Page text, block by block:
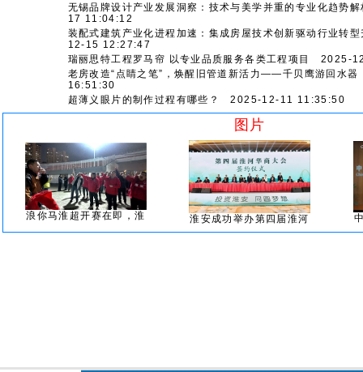
无锡品牌设计产业发展洞察：技术与美学并重的专业化趋势解
17 11:04:12
装配式建筑产业化进程加速：集成房屋技术创新驱动行业转型
12-15 12:27:47
瑞丽思特工程罗马帘 以专业品质服务各类工程项目
2025-
老房改造“点睛之笔”，焕醒旧管道新活力——千贝鹰游回水器
16:51:30
超薄义眼片的制作过程有哪些？
2025-12-11 11:35:50
图片
浪你马淮超开赛在即，淮 淮安成功举办第四届淮河